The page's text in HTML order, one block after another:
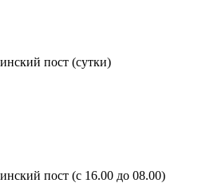
пост (сутки)
пост (с 16.00 до 08.00)